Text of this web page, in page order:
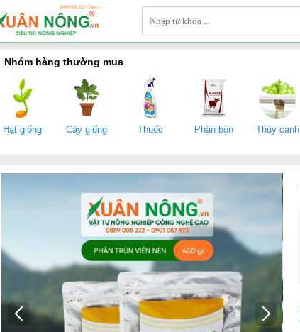
Nhóm hàng thường mua
Hạt giống Cây giống Thuốc Phân bón Thủy canh